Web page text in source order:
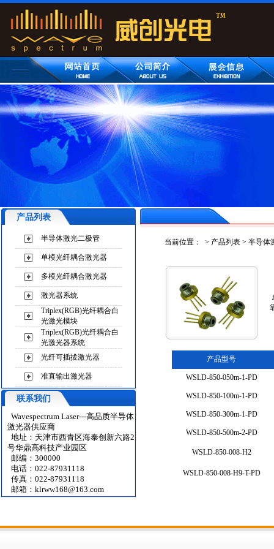
产品列表
半导体激光二极管
单模光纤耦合激光器
多模光纤耦合激光器
激光器系统
Triplex(RGB)光纤耦合白
光激光模块
Triplex(RGB)光纤耦合白
光激光器系统
光纤可插拔激光器
准直输出激光器
联系我们
Wavespectrum Laser---高品质半导体
激光器供应商
地址：天津市西青区海泰创新六路2
号华鼎高科技产业园区
邮编：300000
电话：022-87931118
传真：022-87931118
邮箱： klrww168@163.com
当前位置： > 产品列表> 半导体
产品型号
WSLD-850-050m-1-PD
WSLD-850-100m-1-PD
WSLD-850-300m-1-PD
WSLD-850-500m-2-PD
WSLD-850-008-H2
WSLD-850-008-H9-T-PD